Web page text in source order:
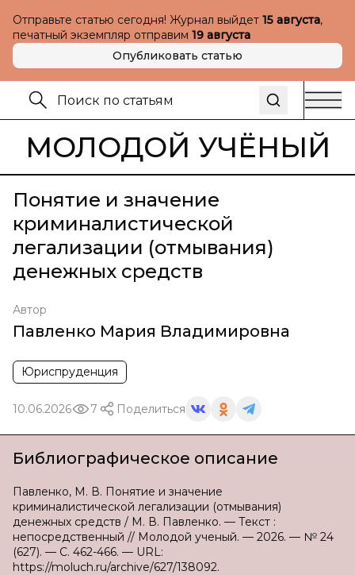
Отправьте статью сегодня! Журнал выйдет 15 августа,
печатный экземпляр отправим 19 августа
Опубликовать статью
МОЛОДОЙ УЧЁНЫЙ
Понятие и значение
криминалистической
легализации (отмывания)
денежных средств
Автор
Павленко Мария Владимировна
Юриспруденция
10.06.2026 7 Поделиться
Библиографическое описание
Павленко, М. В. Понятие и значение
криминалистической легализации (отмывания)
денежных средств / М. В. Павленко. — Текст :
непосредственный // Молодой ученый. — 2026. — № 24
(627). — С. 462-466. — URL:
https://moluch.ru/archive/627/138092.